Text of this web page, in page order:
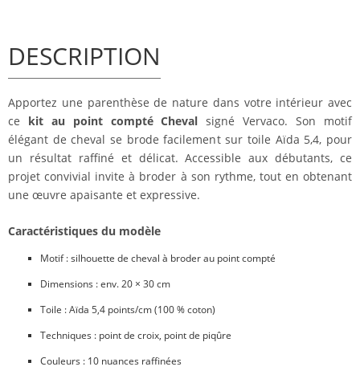
DESCRIPTION
Apportez une parenthèse de nature dans votre intérieur avec
ce kit au point compté Cheval signé Vervaco. Son motif
élégant de cheval se brode facilement sur toile Aïda 5,4, pour
un résultat raffiné et délicat. Accessible aux débutants, ce
projet convivial invite à broder à son rythme, tout en obtenant
une œuvre apaisante et expressive.
Caractéristiques du modèle
Motif : silhouette de cheval à broder au point compté
Dimensions : env. 20 × 30 cm
Toile : Aïda 5,4 points/cm (100 % coton)
Techniques : point de croix, point de piqûre
Couleurs : 10 nuances raffinées